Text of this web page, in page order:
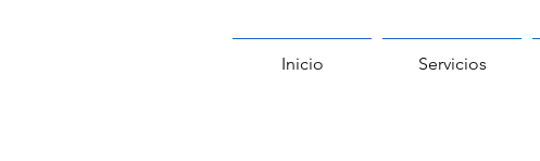
Inicio Servicios